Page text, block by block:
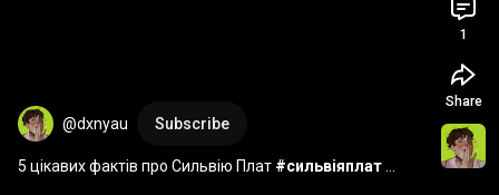
@dxnyau Subscribe
5 цікавих фактів про Сильвію Плат #сильвіяплат
1
Share